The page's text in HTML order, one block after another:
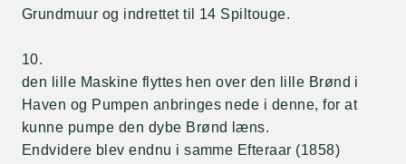
Grundmuur og indrettet til 14 Spiltouge.
10.
den lille Maskine flyttes hen over den lille Brønd i
Haven og Pumpen anbringes nede i denne, for at
kunne pumpe den dybe Brønd læns.
Endvidere blev endnu i samme Efteraar (1858)